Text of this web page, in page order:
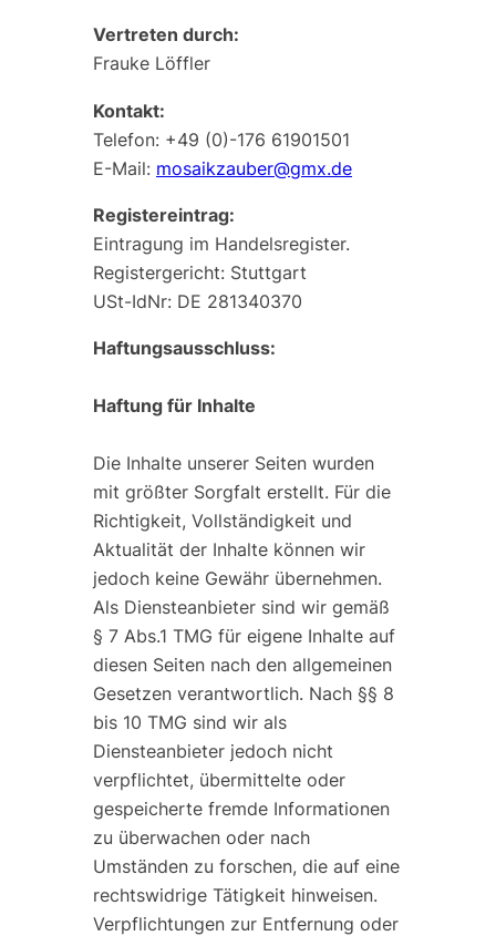
Vertreten durch:
Frauke Löffler
Kontakt:
Telefon: +49 (0)-176 61901501
E-Mail: mosaikzauber@gmx.de
Registereintrag:
Eintragung im Handelsregister.
Registergericht: Stuttgart
USt-IdNr: DE 281340370
Haftungsausschluss:
Haftung für Inhalte
Die Inhalte unserer Seiten wurden
mit größter Sorgfalt erstellt. Für die
Richtigkeit, Vollständigkeit und
Aktualität der Inhalte können wir
jedoch keine Gewähr übernehmen.
Als Diensteanbieter sind wir gemäß
§ 7 Abs.1 TMG für eigene Inhalte auf
diesen Seiten nach den allgemeinen
Gesetzen verantwortlich. Nach §§ 8
bis 10 TMG sind wir als
Diensteanbieter jedoch nicht
verpflichtet, übermittelte oder
gespeicherte fremde Informationen
zu überwachen oder nach
Umständen zu forschen, die auf eine
rechtswidrige Tätigkeit hinweisen.
Verpflichtungen zur Entfernung oder